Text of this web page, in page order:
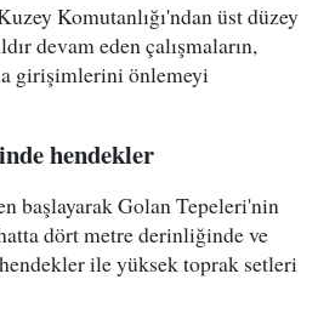
Komutanlığı'ndan üst düzey
devam eden çalışmaların,
girişimlerini önlemeyi
hendekler
başlayarak Golan Tepeleri'nin
dört metre derinliğinde ve
ile yüksek toprak setleri